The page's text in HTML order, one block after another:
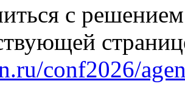
с
conf2026/